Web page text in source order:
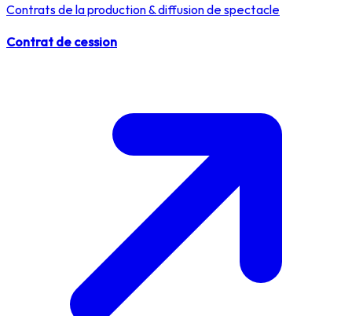
Contrats de la production & diffusion de spectacle
Contrat de cession